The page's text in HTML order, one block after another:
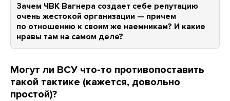
Зачем ЧВК Вагнера создает себе репутацию
очень жестокой организации — причем
по отношению к своим же наемникам? И какие
нравы там на самом деле?
Могут ли ВСУ что-то противопоставить
такой тактике (кажется, довольно
простой)?